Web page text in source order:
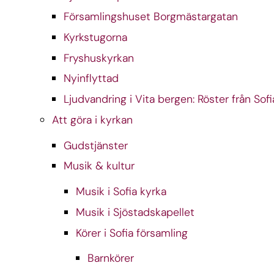
Församlingshuset Borgmästargatan
Kyrkstugorna
Fryshuskyrkan
Nyinflyttad
Ljudvandring i Vita bergen: Röster från
Att göra i kyrkan
Gudstjänster
Musik & kultur
Musik i Sofia kyrka
Musik i Sjöstadskapellet
Körer i Sofia församling
Barnkörer